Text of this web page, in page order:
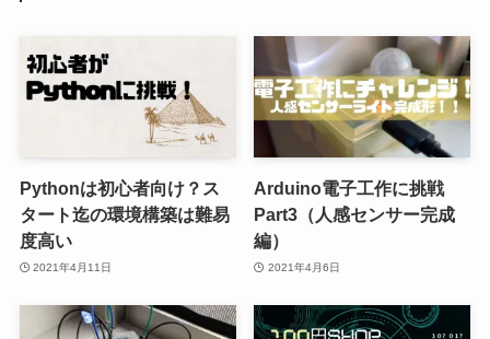
Pythonは初心者向け？ス
タート迄の環境構築は難易
度高い
2021年4月11日
Arduino電子工作に挑戦
Part3（人感センサー完成
編）
2021年4月6日